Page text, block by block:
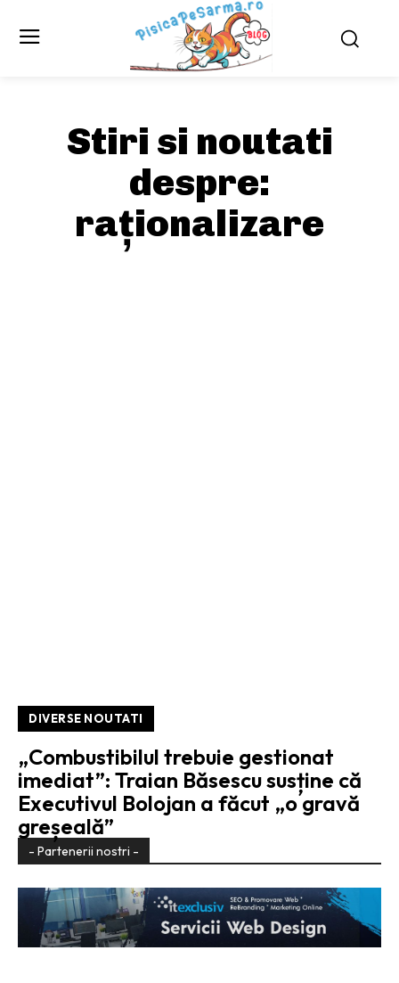
Stiri si noutati
despre:
raționalizare
DIVERSE NOUTATI
„Combustibilul trebuie gestionat
imediat”: Traian Băsescu susține că
Executivul Bolojan a făcut „o gravă
greșeală”
- Partenerii nostri -